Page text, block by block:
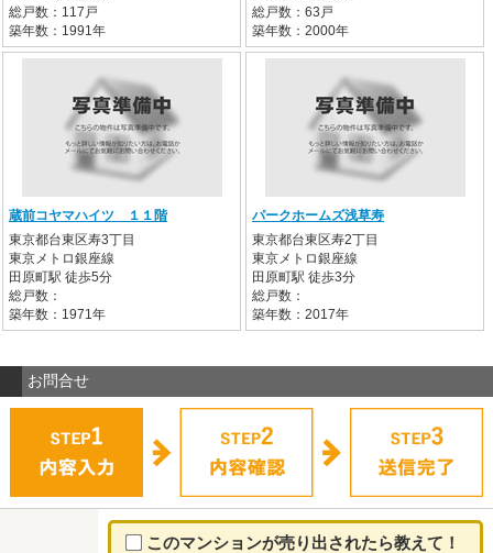
総戸数：117戸
築年数：1991年
総戸数：63戸
築年数：2000年
蔵前コヤマハイツ １１階
東京都台東区寿3丁目
東京メトロ銀座線
田原町駅 徒歩5分
総戸数：
築年数：1971年
パークホームズ浅草寿
東京都台東区寿2丁目
東京メトロ銀座線
田原町駅 徒歩3分
総戸数：
築年数：2017年
お問合せ
このマンションが売り出されたら教えて！